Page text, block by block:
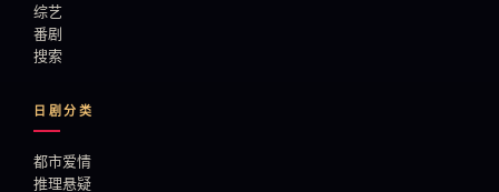
综艺
番剧
搜索
日剧分类
都市爱情
推理悬疑